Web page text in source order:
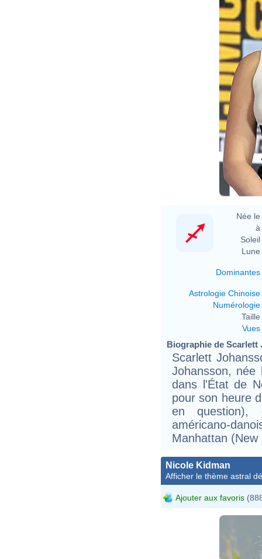
Née le
à
Soleil
Lune
Dominantes
Astrologie Chinoise
Numérologie
Taille
Vues
Biographie de Scarlett
Scarlett
Johansson, née
dans l'État de
pour son heure
en question),
américano-
Manhattan (New
Nicole Kidman
Afficher le thème astral
Ajouter aux favoris